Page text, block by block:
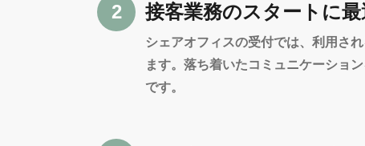
2 接客業務のスタートに最
シェアオフィスの受付では、利用さ
ます。落ち着いたコミュニケーショ
です。